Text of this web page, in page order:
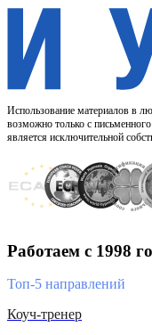
Использование материалов в
возможно только с
является исключительной
Работаем с 1998
Топ-5 направлений
Коуч-тренер